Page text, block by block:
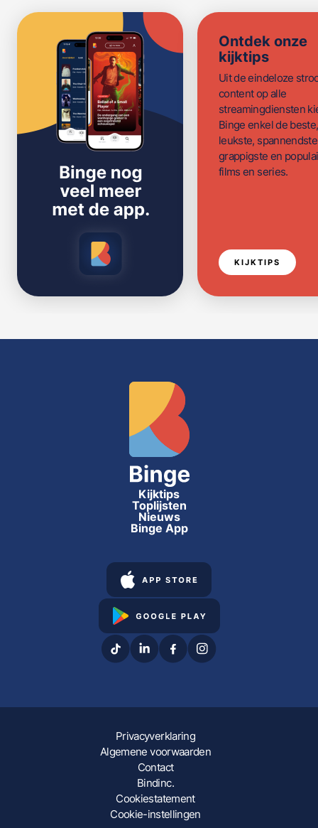
Ontdek onze
kijktips
Uit de eindeloze
content op alle
streamingdiensten
Binge enkel de beste,
leukste,
grappigste en
films en series.
KIJKTIPS
Kijktips
Toplijsten
Nieuws
Binge App
Privacyverklaring
Algemene voorwaarden
Contact
Bindinc.
Cookiestatement
Cookie-instellingen